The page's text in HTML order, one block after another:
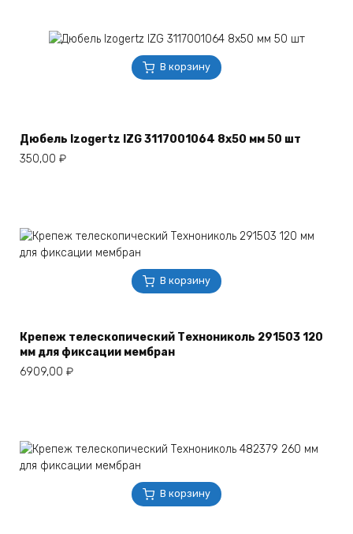
В корзину
Дюбель Izogertz IZG 3117001064 8х50 мм 50 шт
350,00 ₽
В корзину
Крепеж телескопический Технониколь 291503 120
мм для фиксации мембран
6909,00 ₽
В корзину